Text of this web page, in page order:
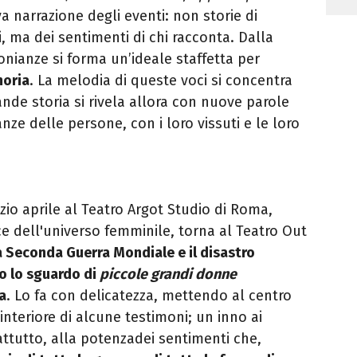
narrazione degli eventi: non storie di
ma dei sentimenti di chi racconta. Dalla
si forma un’ideale staffetta per
. La melodia di queste voci si concentra
storia si rivela allora con nuove parole
delle persone, con i loro vissuti e le loro
aprile al Teatro Argot Studio di Roma,
dell'universo femminile, torna al Teatro Out
Guerra Mondiale e il disastro
lo sguardo di piccole grandi donne
. Lo fa con delicatezza, mettendo al centro
di alcune testimoni; un inno ai
alla potenzadei sentimenti che,